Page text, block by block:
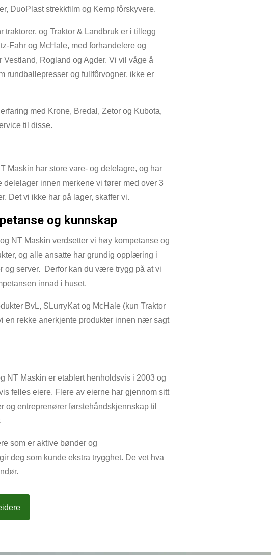
DuoPlast strekkfilm og Kemp fôrskyvere.
traktorer, og Traktor & Landbruk er i tillegg
Fahr og McHale, med forhandelere og
Vestland, Rogland og Agder. Vi vil våge å
rundballepresser og fullfôrvogner, ikke er
med Krone, Bredal, Zetor og Kubota,
til disse.
Maskin har store vare- og delelagre, og har
delelager innen merkene vi fører med over 3
Det vi ikke har på lager, skaffer vi.
og kunnskap
NT Maskin verdsetter vi høy kompetanse og
og alle ansatte har grundig opplæring i
og server. Derfor kan du være trygg på at vi
innad i huset.
BvL, SLurryKat og McHale (kun Traktor
en rekke anerkjente produkter innen nær sagt
NT Maskin er etablert henholdsvis i 2003 og
felles eiere. Flere av eierne har gjennom sitt
og entreprenører førstehåndskjennskap til
som er aktive bønder og
deg som kunde ekstra trygghet. De vet hva